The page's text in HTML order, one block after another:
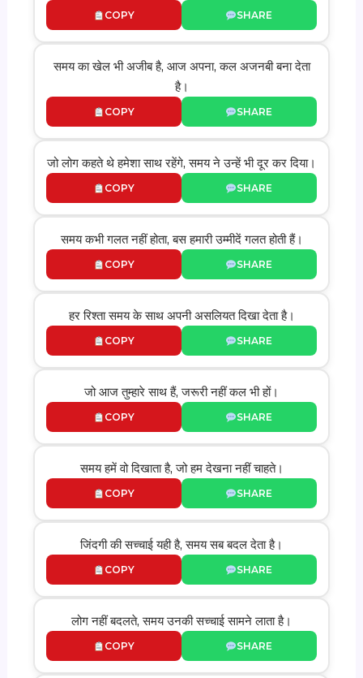
COPY SHARE
समय का खेल भी अजीब है, आज अपना, कल अजनबी बना देता
है।
COPY SHARE
जो लोग कहते थे हमेशा साथ रहेंगे, समय ने उन्हें भी दूर कर दिया।
COPY SHARE
समय कभी गलत नहीं होता, बस हमारी उम्मीदें गलत होती हैं।
COPY SHARE
हर रिश्ता समय के साथ अपनी असलियत दिखा देता है।
COPY SHARE
जो आज तुम्हारे साथ हैं, जरूरी नहीं कल भी हों।
COPY SHARE
समय हमें वो दिखाता है, जो हम देखना नहीं चाहते।
COPY SHARE
जिंदगी की सच्चाई यही है, समय सब बदल देता है।
COPY SHARE
लोग नहीं बदलते, समय उनकी सच्चाई सामने लाता है।
COPY SHARE